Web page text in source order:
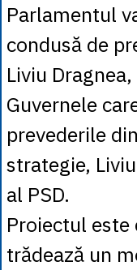
Parlamentul
condusă de
Liviu
Guvernele
prevederile
strategie,
al PSD.
Proiectul
trădează un